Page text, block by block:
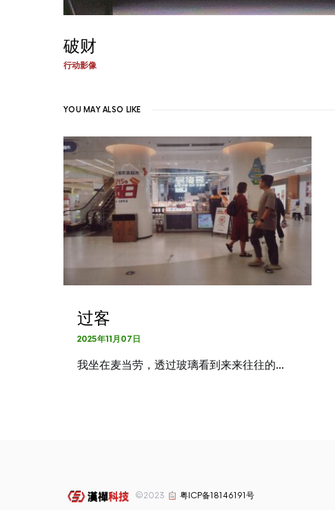
破财
行动影像
YOU MAY ALSO LIKE
过客
2025年11月07日
我坐在麦当劳，透过玻璃看到来来往往的…
©2023 粤ICP备18146191号